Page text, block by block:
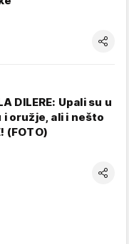
DILERE: Upali su u
oružje, ali i nešto
(FOTO)